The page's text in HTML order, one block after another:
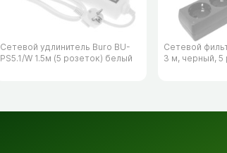
Сетевой удлинитель Buro BU-
PS5.1/​W 1.5м (5 розеток) белый
Сетевой
3 м, черный, 5